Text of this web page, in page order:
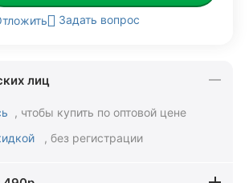
Задать вопрос
лиц
, чтобы купить по оптовой цене
, без регистрации